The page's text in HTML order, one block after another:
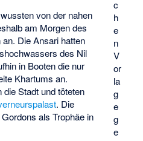
c
h
e
n
V
or
la
g
e
g
e
von der nahen
am Morgen des
Die Ansari hatten
des Nil
in Booten die nur
Khartums an.
Stadt und töteten
. Die
als Trophäe in